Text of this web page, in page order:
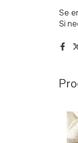
Se
Si